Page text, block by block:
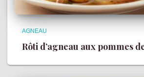
AGNEAU
Rôti d’agneau aux pommes